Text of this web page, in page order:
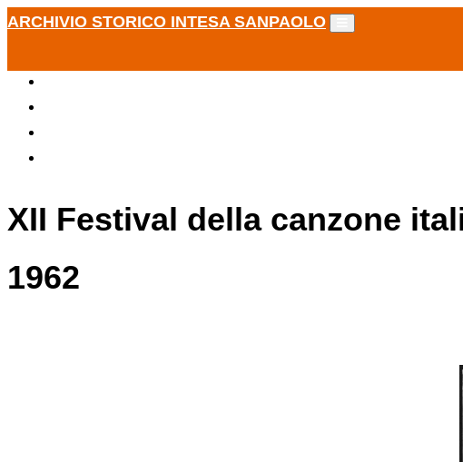
ARCHIVIO STORICO INTESA SANPAOLO
XII Festival della canzone
1962